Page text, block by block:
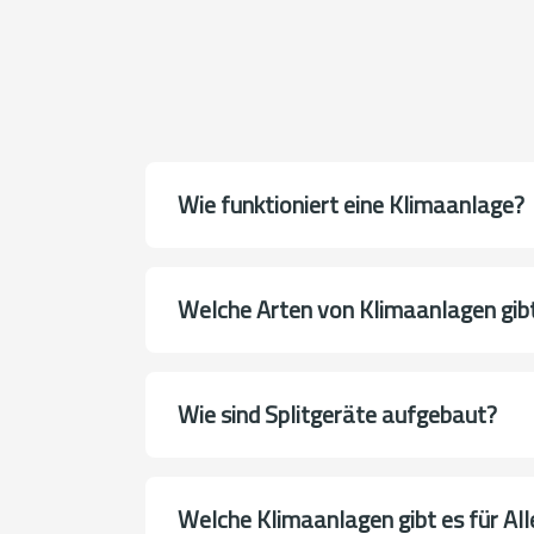
Wie funktioniert eine Klimaanlage?
Welche Arten von Klimaanlagen
Wie sind Splitgeräte aufgebaut?
Welche Klimaanlagen gibt es für